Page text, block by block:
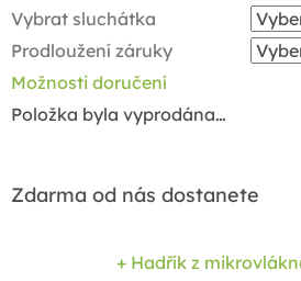
Vybrat sluchátka
Prodloužení záruky
Možnosti doručení
Položka byla vyprodána…
Zdarma od nás dostanete
+ Hadřík z